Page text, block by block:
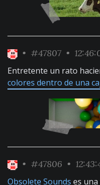
• #47807 •
Entretente un rato
colores dentro de una
• #47806 •
Obsolete Sounds es